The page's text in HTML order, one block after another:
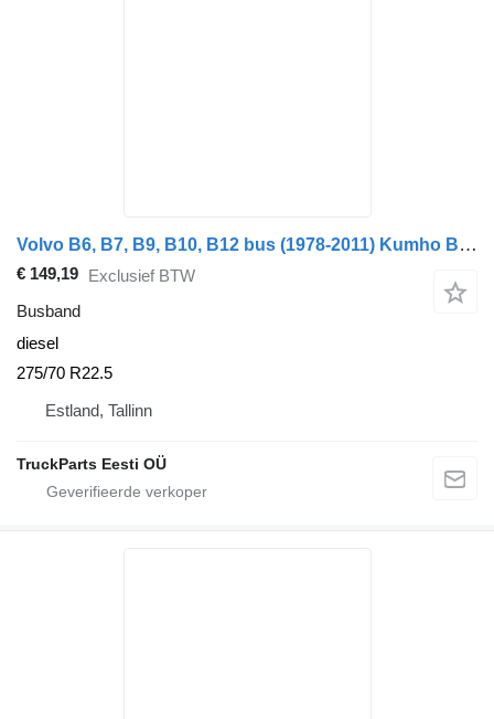
Volvo B6, B7, B9, B10, B12 bus (1978-2011) Kumho B10R (01.78-12.92)
€ 149,19 Exclusief BTW
Busband
diesel
275/70 R22.5
Estland, Tallinn
TruckParts Eesti OÜ